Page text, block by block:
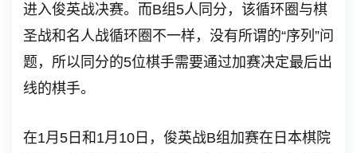
进入俊英战决赛。而B组5人同分，该循环圈与棋
圣战和名人战循环圈不一样，没有所谓的“序列”问
题，所以同分的5位棋手需要通过加赛决定最后出
线的棋手。
在1月5日和1月10日，俊英战B组加赛在日本棋院